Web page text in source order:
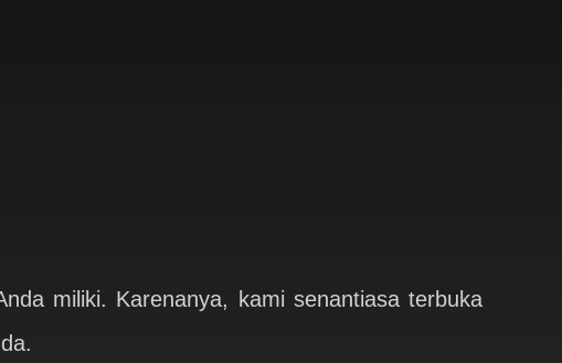
miliki. Karenanya, kami senantiasa terbuka